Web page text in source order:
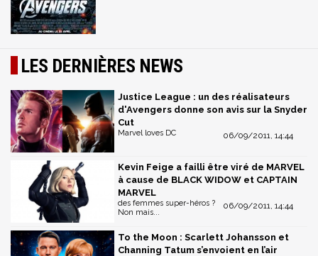
LES DERNIÈRES NEWS
Justice League : un des réalisateurs
d'Avengers donne son avis sur la Snyder
Cut
06/09/2011, 14:44
Marvel loves DC
Kevin Feige a failli être viré de MARVEL
à cause de BLACK WIDOW et CAPTAIN
MARVEL
06/09/2011, 14:44
des femmes super-héros ?
Non mais...
To the Moon : Scarlett Johansson et
Channing Tatum s’envoient en l’air